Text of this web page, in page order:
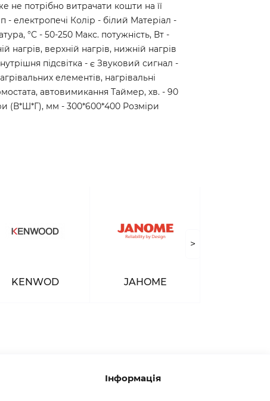
не потрібно витрачати кошти на її
- електропечі Колір - білий Матеріал -
°С - 50-250 Макс. потужність, Вт -
верхній нагрів, нижній нагрів
підсвітка - є Звуковий сигнал -
елементів, нагрівальні
автовимикання Таймер, хв. - 90
(В*Ш*Г), мм - 300*600*400 Розміри
KENWOD JAHOME
>
Інформація